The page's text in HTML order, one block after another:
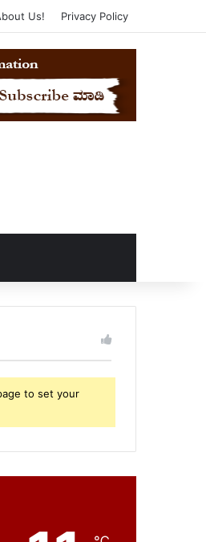
Us! Privacy Policy
to set your